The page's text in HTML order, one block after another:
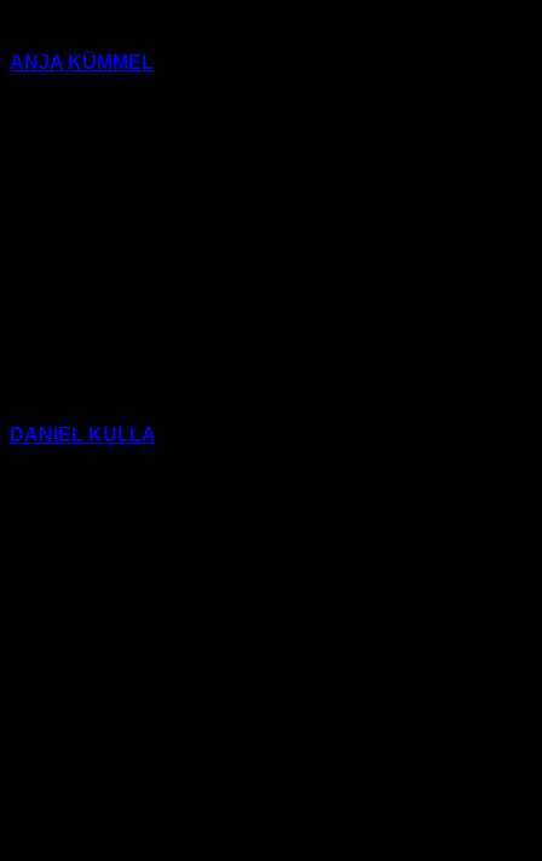
ANJA KÜMMEL
DANIEL KULLA